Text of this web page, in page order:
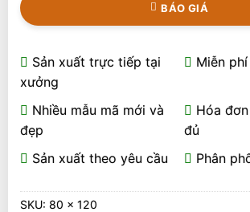
BÁO GIÁ
Sản xuất trực tiếp tại
xưởng
Miễn
Nhiều mẫu mã mới và
đẹp
Hóa
đủ
Sản xuất theo yêu cầu
Phân
SKU: 80 x 120